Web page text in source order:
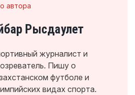
автора
Рысдаулет
журналист и
Пишу о
футболе и
видах спорта.